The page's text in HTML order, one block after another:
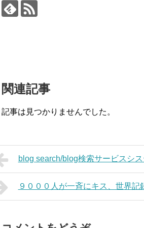
関連記事
記事は見つかりませんでした。
blog search/blog検索サービスシス
９０００人が一斉にキス、世界